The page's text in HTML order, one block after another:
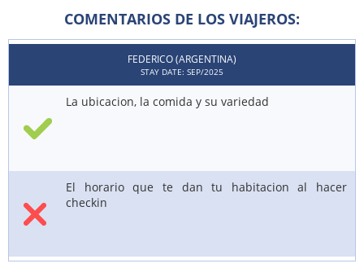
COMENTARIOS DE LOS VIAJEROS:
FEDERICO (ARGENTINA)
STAY DATE: SEP/2025
La ubicacion, la comida y su variedad
El horario que te dan tu habitacion al hacer
checkin